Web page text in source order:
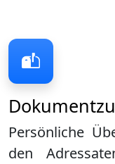
Persönliche
den